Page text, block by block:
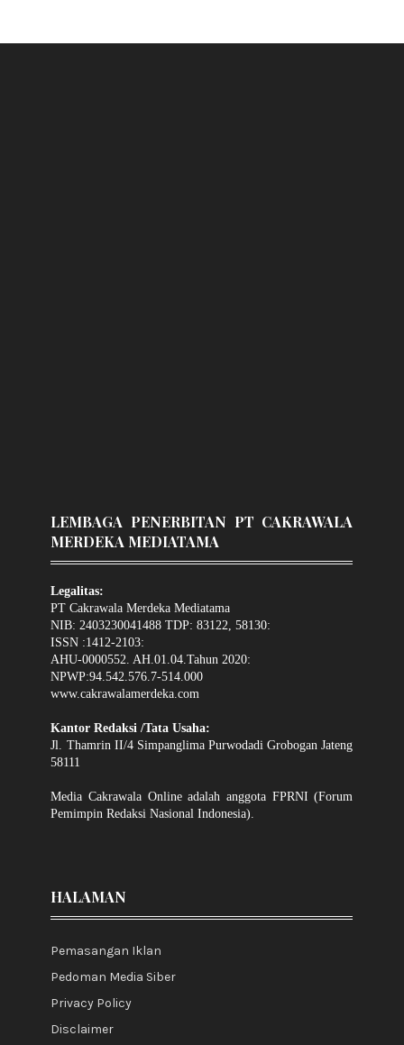
LEMBAGA PENERBITAN PT CAKRAWALA
MERDEKA MEDIATAMA
Legalitas:
PT Cakrawala Merdeka Mediatama
NIB: 2403230041488 TDP: 83122, 58130:
ISSN :1412-2103:
AHU-0000552. AH.01.04.Tahun 2020:
NPWP:94.542.576.7-514.000
www.cakrawalamerdeka.com
Kantor Redaksi /Tata Usaha:
Jl. Thamrin II/4 Simpanglima Purwodadi Grobogan Jateng
58111
Media Cakrawala Online adalah anggota FPRNI (Forum
Pemimpin Redaksi Nasional Indonesia).
HALAMAN
Pemasangan Iklan
Pedoman Media Siber
Privacy Policy
Disclaimer